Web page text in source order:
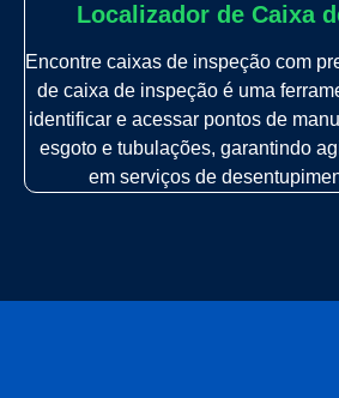
Localizador de Caixa
Encontre caixas de inspeção com
de caixa de inspeção é uma
identificar e acessar pontos de
esgoto e tubulações, garantindo
em serviços de